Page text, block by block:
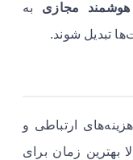
هوشمند مجازی به
تبدیل شوند.
ارتباطی و
بهترین زمان برای